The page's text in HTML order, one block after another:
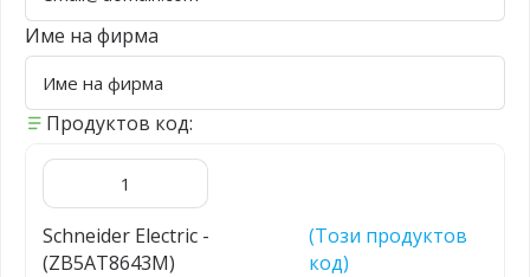
Име на фирма
Продуктов код:
Schneider Electric -
(ZB5AT8643M)
(Този продуктов
код)